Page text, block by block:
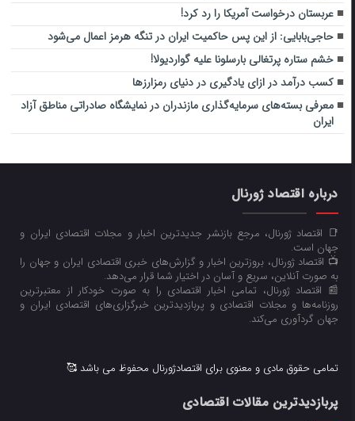
عربستان درخواست آمریکا را رد کرد!
حاجی‌بابایی: از این پس حاکمیت ایران در تنگه هرمز اعمال می‌شود
خشم ستاره پرتغالی بارسلونا علیه گواردیولا!
کسب درآمد در ازای یادگیری در دنیای رمزارزها
معرفی بسته‌های سرمایه‌گذاری مازندران در نمایشگاه صادراتی مناطق آزاد
ایران
درباره اقتصاد ژورنال
📑 اقتصاد ژورنال، مرجع بازنشر جدیدترین اخبار و مجلات اقتصادی ایران و
جهان است.
📺 اقتصاد ژورنال، بروزترین اخبار و گزارش‌های خبری اقتصادی ایران و جهان را
به صورت آنلاین، سریع و آسان در اختیار شما قرار می‌‌دهد.
📰 اقتصاد ژورنال، تمامی اخبار اقتصادی را به صورت خودکار از معتبرترین
روزنامه‌ها و مجلات اقتصادی و پربازدیدترین خبرگزاری‌های اقتصادی ایران و
جهان گردآوری می‌کند.
تمامی حقوق مادی و معنوی برای اقتصادژورنال محفوظ می باشد 🥰
پربازدیدترین مقالات اقتصادی